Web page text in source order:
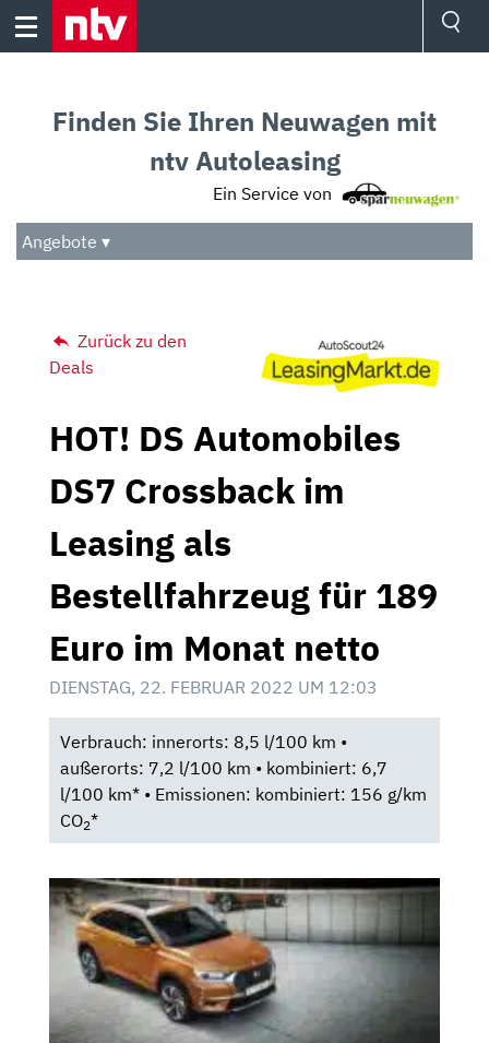
Skip
Audio
Das Beste
Finden Sie Ihren Neuwagen mit
ntv Autoleasing
Ein Service von
Angebote ▾
Zurück zu den
Deals
HOT! DS Automobiles
DS7 Crossback im
Leasing als
Bestellfahrzeug für 189
Euro im Monat netto
DIENSTAG, 22. FEBRUAR 2022 UM 12:03
Verbrauch: innerorts: 8,5 l/100 km •
außerorts: 7,2 l/100 km • kombiniert: 6,7
l/100 km* • Emissionen: kombiniert: 156 g/km
CO2*